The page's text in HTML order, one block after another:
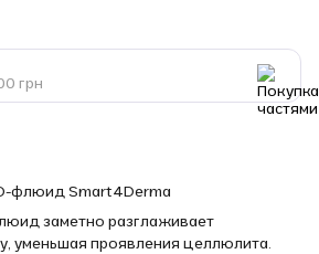
грн
флюид Smart4Derma
заметно разглаживает
уменьшая проявления целлюлита.